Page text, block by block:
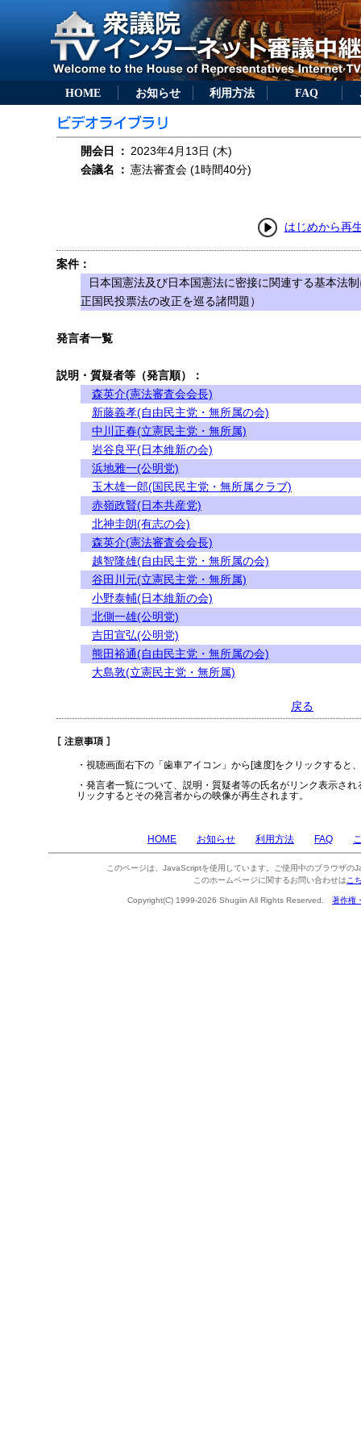
HOME お知らせ 利用方法 FAQ
開会日 ： 2023年4月13日 (木)
会議名
： 憲法審査会 (1時間40分)
はじめから再
案件：
日本国憲法及び日本国憲法に密接に関連する基本法
正国民投票法の改正を巡る諸問題）
発言者一覧
説明・質疑者等（発言順）：
森英介(憲法審査会会長)
新藤義孝(自由民主党・無所属の会)
中川正春(立憲民主党・無所属)
岩谷良平(日本維新の会)
浜地雅一(公明党)
玉木雄一郎(国民民主党・無所属クラブ)
赤嶺政賢(日本共産党)
北神圭朗(有志の会)
森英介(憲法審査会会長)
越智隆雄(自由民主党・無所属の会)
谷田川元(立憲民主党・無所属)
小野泰輔(日本維新の会)
北側一雄(公明党)
吉田宣弘(公明党)
熊田裕通(自由民主党・無所属の会)
大島敦(立憲民主党・無所属)
戻る
・視聴画面右下の「歯車アイコン」から[速度]をクリックすると
・発言者一覧について、説明・質疑者等の氏名がリンク表示さ
リックするとその発言者からの映像が再生されます。
HOME お知らせ 利用方法 FAQ
このページは、JavaScriptを使用しています。ご使用中のブラウザの
このホームページに関するお問い合わせは こ
Copyright(C) 1999-2026 Shugiin All Rights Reserved. 著作権